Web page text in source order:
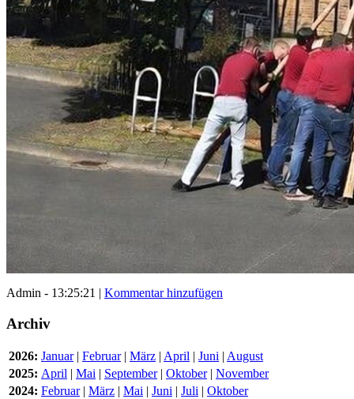
Admin - 13:25:21 | Kommentar hinzufügen
Archiv
2026: Januar| Februar| März | April | Juni | August
2025: April | Mai | September| Oktober| November
2024: Februar| März | Mai | Juni | Juli | Oktober